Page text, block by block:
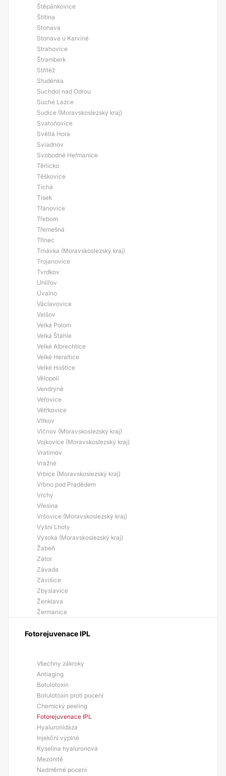
Štěpánkovice
Štítina
Stonava
Stonava u Karviné
Strahovice
Štramberk
Střítěž
Studénka
Suchdol nad Odrou
Suché Lazce
Sudice (Moravskoslezský kraj)
Svatoňovice
Světlá Hora
Sviadnov
Svobodné Heřmanice
Těrlicko
Těškovice
Tichá
Tísek
Třanovice
Třebom
Třemešná
Třinec
Trnávka (Moravskoslezský kraj)
Trojanovice
Tvrdkov
Uhlířov
Úvalno
Václavovice
Valšov
Velká Polom
Velká Štáhle
Velké Albrechtice
Velké Heraltice
Velké Hoštice
Vělopolí
Vendryně
Veřovice
Větřkovice
Vítkov
Vlčnov (Moravskoslezský kraj)
Vojkovice (Moravskoslezský kraj)
Vratimov
Vražné
Vrbice (Moravskoslezský kraj)
Vrbno pod Pradědem
Vrchy
Vřesina
Vršovice (Moravskoslezský kraj)
Vyšní Lhoty
Vysoká (Moravskoslezský kraj)
Žabeň
Zátor
Závada
Závišice
Zbyslavice
Ženklava
Žermanice
Fotorejuvenace IPL
Všechny zákroky
Antiaging
Botulotoxin
Botulotoxin proti pocení
Chemický peeling
Fotorejuvenace IPL
Hyaluronidáza
Injekční výplně
Kyselina hyaluronová
Mezonitě
Nadměrné pocení